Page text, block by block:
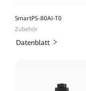
SmartPS-80AI-T0
Zubehör
Datenblatt